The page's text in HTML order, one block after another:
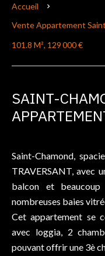
Accueil
Vente Appartement
101.8 M², 129 000 €
SAINT-
Saint-Chamond,
TRAVERSANT, avec
balcon et
nombreuses baies
Cet appartement se
avec loggia, 2
pouvant offrir une 3è